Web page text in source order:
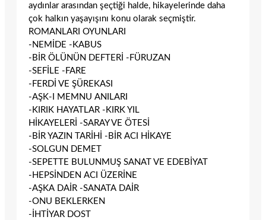
aydınlar arasından şeçtiği halde, hikayelerinde daha
çok halkın yaşayışını konu olarak seçmiştir.
ROMANLARI OYUNLARI
-NEMİDE -KABUS
-BİR ÖLÜNÜN DEFTERİ -FÜRUZAN
-SEFİLE -FARE
-FERDİ VE ŞÜREKASI
-AŞK-I MEMNU ANILARI
-KIRIK HAYATLAR -KIRK YIL
HİKAYELERİ -SARAY VE ÖTESİ
-BİR YAZIN TARİHİ -BİR ACI HİKAYE
-SOLGUN DEMET
-SEPETTE BULUNMUŞ SANAT VE EDEBİYAT
-HEPSİNDEN ACI ÜZERİNE
-AŞKA DAİR -SANATA DAİR
-ONU BEKLERKEN
-İHTİYAR DOST